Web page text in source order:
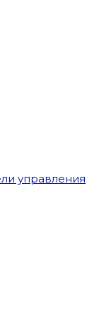
управления